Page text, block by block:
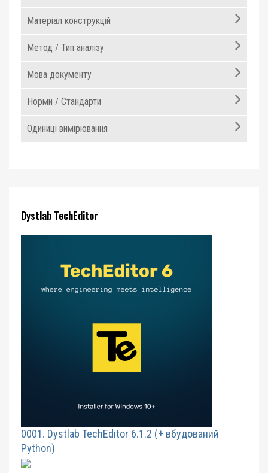
Матеріал конструкцій
Метод / Тип аналізу
Мова документу
Норми / Стандарти
Одиниці вимірювання
Dystlab TechEditor
0001. Dystlab TechEditor 6.1.2 (+ вбудований
Python)